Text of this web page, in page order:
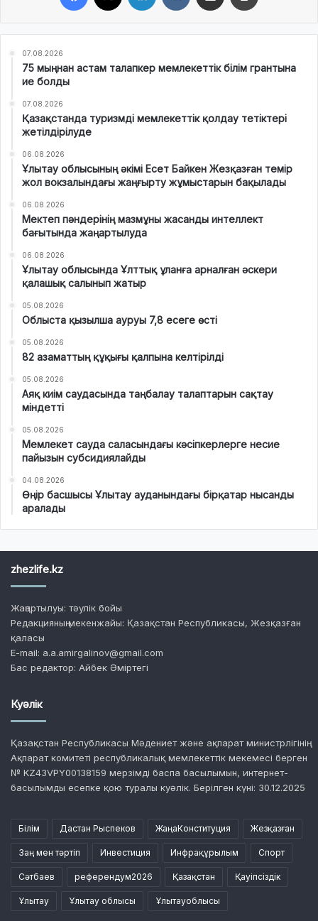
07.08.2026
75 мыңнан астам талапкер мемлекеттік білім грантына
ие болды
07.08.2026
Қазақстанда туризмді мемлекеттік қолдау тетіктері
жетілдірілуде
06.08.2026
Ұлытау облысының әкімі Есет Байкен Жезқазған темір
жол вокзалындағы жаңғырту жұмыстарын бақылады
06.08.2026
Мектеп пәндерінің мазмұны жасанды интеллект
бағытында жаңартылуда
06.08.2026
Ұлытау облысында Ұлттық ұланға арналған әскери
қалашық салынып жатыр
05.08.2026
Облыста қызылша ауруы 7,8 есеге өсті
05.08.2026
82 азаматтың құқығы қалпына келтірілді
05.08.2026
Аяқ киім саудасында таңбалау талаптарын сақтау
міндетті
05.08.2026
Мемлекет сауда саласындағы кәсіпкерлерге несие
пайызын субсидиялайды
04.08.2026
Өңір басшысы Ұлытау ауданындағы бірқатар нысанды
аралады
zhezlife.kz
Жаңартылуы: тәулік бойы
Редакцияның мекенжайы: Қазақстан Республикасы, Жезқазған
қаласы
E-mail: a.a.amirgalinov@gmail.com
Бас редактор: Айбек Әміртегі
Куәлік
Қазақстан Республикасы Мәдениет және ақпарат министрлігінің
Ақпарат комитеті республикалық мемлекеттік мекемесі берген
№ KZ43VPY00138159 мерзімді баспа басылымын, интернет-
басылымды есепке қою туралы куәлік. Берілген күні: 30.12.2025
Білім Дастан Рыспеков ЖаңаКонституция Жезқазған
Заң мен тәртіп Инвестиция Инфрақұрылым Спорт
Сәтбаев референдум2026 Қазақстан Қауіпсіздік
Ұлытау Ұлытау облысы Ұлытауоблысы